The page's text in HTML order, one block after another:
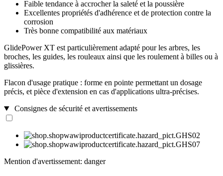
Faible tendance à accrocher la saleté et la poussière
Excellentes propriétés d'adhérence et de protection contre la
corrosion
Très bonne compatibilité aux matériaux
GlidePower XT est particulièrement adapté pour les arbres, les
broches, les guides, les rouleaux ainsi que les roulement à billes ou à
glissières.
Flacon d'usage pratique : forme en pointe permettant un dosage
précis, et pièce d'extension en cas d'applications ultra-précises.
Consignes de sécurité et avertissements
Mention d'avertissement: danger